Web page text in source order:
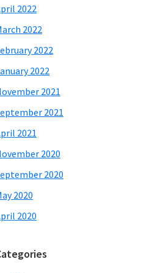
2022
2022
2022
2022
2021
2021
2021
2020
2020
2020
2020